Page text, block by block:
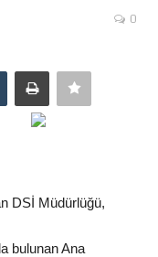
0
DSİ Müdürlüğü,
bulunan Ana